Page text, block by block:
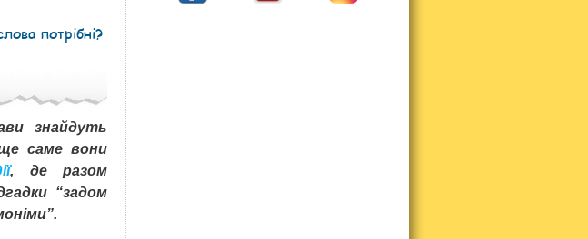
потрібні?
знайдуть
саме вони
, де разом
“задом